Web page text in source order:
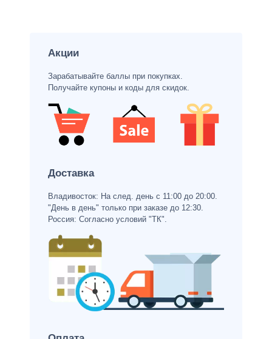
Акции
Зарабатывайте баллы при покупках.
Получайте купоны и коды для скидок.
Доставка
Владивосток: На след. день с 11:00 до 20:00.
"День в день" только при заказе до 12:30.
Россия: Согласно условий "ТК".